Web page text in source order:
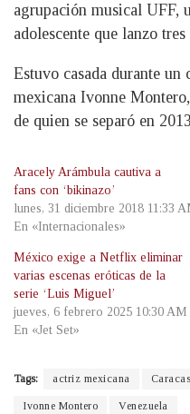
agrupación musical UFF,
adolescente que lanzo
Estuvo casada durante
mexicana Ivonne
de quien se separó en
Aracely Arámbula cautiva a
fans con ‘bikinazo’
lunes, 31 diciembre 2018 11:33
En «Internacionales»
México exige a Netflix eliminar
varias escenas eróticas de la
serie ‘Luis Miguel’
jueves, 6 febrero 2025 10:30 AM
En «Jet Set»
Tags: actriz mexicana Caracas
Ivonne Montero Venezuela